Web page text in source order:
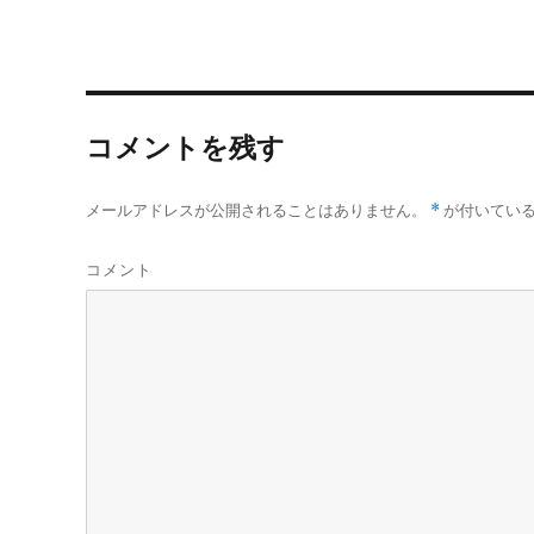
コメントを残す
メールアドレスが公開されることはありません。 * が付いてい
コメント